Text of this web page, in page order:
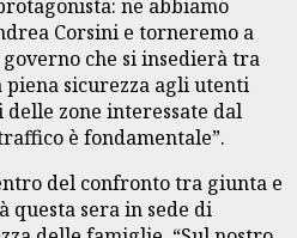
ne abbiamo
Corsini e torneremo a
che si insedierà tra
sicurezza agli utenti
zone interessate dal
è fondamentale”.
del confronto tra giunta e
questa sera in sede di